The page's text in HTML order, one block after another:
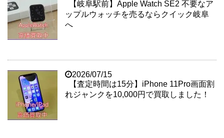
【岐阜駅前】Apple Watch SE2 不要なア
ップルウォッチを売るならクイック岐阜
へ
2026/07/15
【査定時間は15分】iPhone 11Pro画面割
れジャンクを10,000円で買取しました！